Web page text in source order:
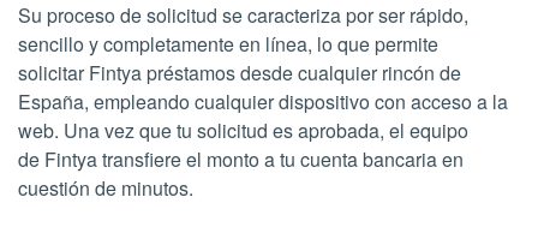
Su proceso de solicitud se caracteriza por ser rápido,
sencillo y completamente en línea, lo que permite
solicitar Fintya préstamos desde cualquier rincón de
España, empleando cualquier dispositivo con acceso a la
web. Una vez que tu solicitud es aprobada, el equipo
de Fintya transfiere el monto a tu cuenta bancaria en
cuestión de minutos.